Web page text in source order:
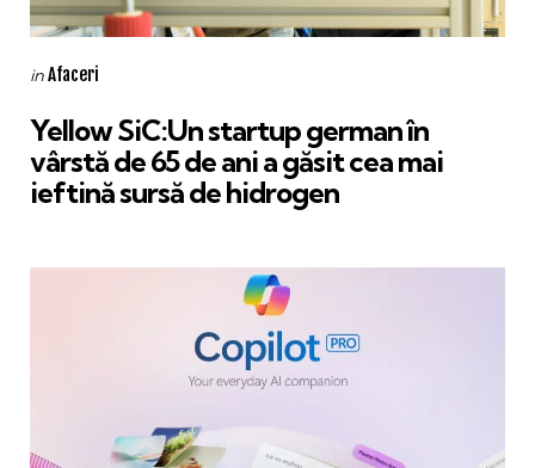
Categories
Posted
inAfaceri
Yellow SiC:Un startup german în
vârstă de 65 de ani a găsit cea mai
ieftină sursă de hidrogen